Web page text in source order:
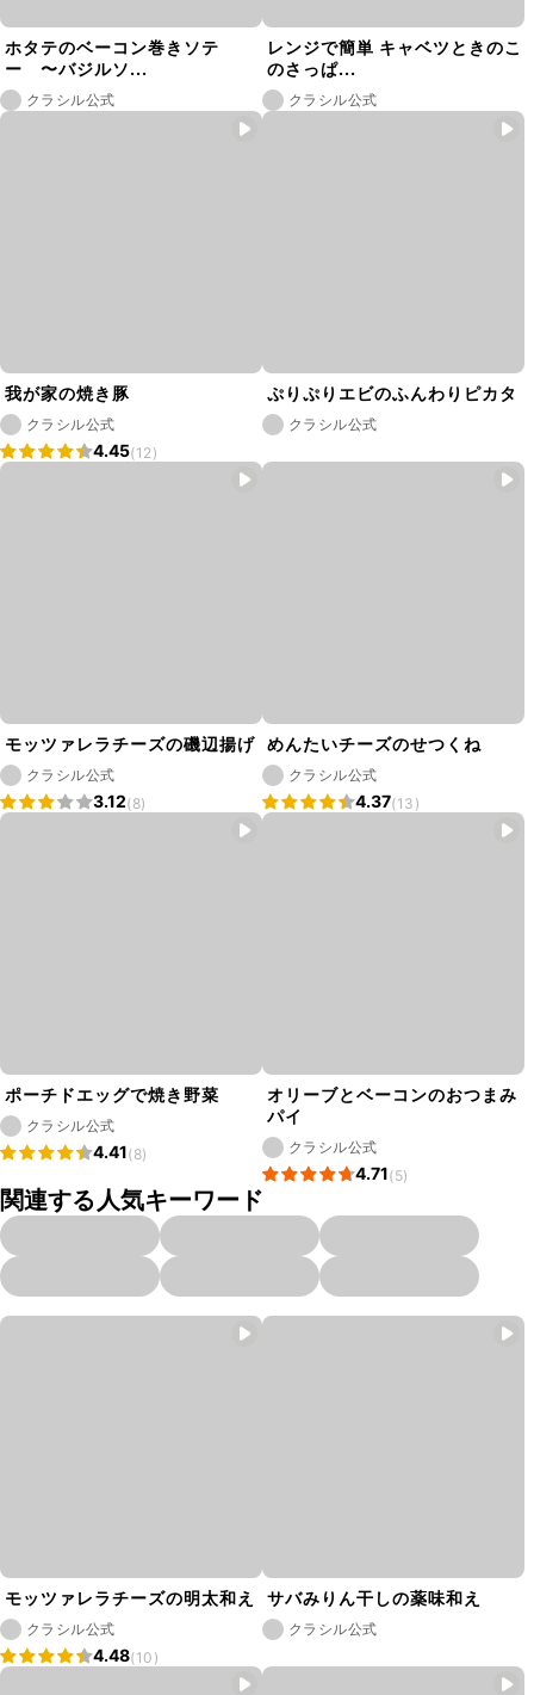
ホタテのベーコン巻きソテ
ー 〜バジルソ...
クラシル公式
レンジで簡単 キャベツときのこ
のさっぱ...
クラシル公式
我が家の焼き豚
クラシル公式
4.45(12)
ぷりぷりエビのふんわりピカタ
クラシル公式
モッツァレラチーズの磯辺揚げ
クラシル公式
3.12(8)
めんたいチーズのせつくね
クラシル公式
4.37(13)
ポーチドエッグで焼き野菜
クラシル公式
4.41(8)
オリーブとベーコンのおつまみ
パイ
クラシル公式
4.71(5)
関連する人気キーワード
モッツァレラチーズの明太和え
クラシル公式
4.48(10)
サバみりん干しの薬味和え
クラシル公式